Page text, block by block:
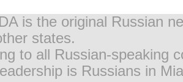
is the original Russian
states.
to all Russian-speaking
is Russians in